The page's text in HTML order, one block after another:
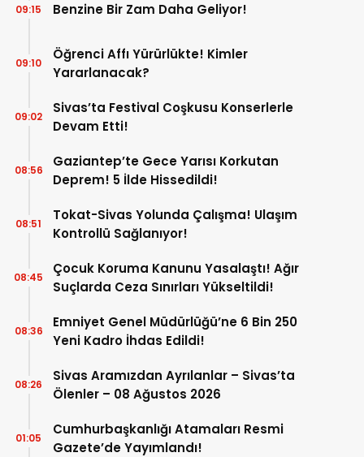
Benzine Bir Zam Daha Geliyor!
09:15
Öğrenci Affı Yürürlükte! Kimler
Yararlanacak?
09:10
Sivas’ta Festival Coşkusu Konserlerle
Devam Etti!
09:02
Gaziantep’te Gece Yarısı Korkutan
Deprem! 5 İlde Hissedildi!
08:56
Tokat-Sivas Yolunda Çalışma! Ulaşım
Kontrollü Sağlanıyor!
08:51
Çocuk Koruma Kanunu Yasalaştı! Ağır
Suçlarda Ceza Sınırları Yükseltildi!
08:45
Emniyet Genel Müdürlüğü’ne 6 Bin 250
Yeni Kadro İhdas Edildi!
08:36
Sivas Aramızdan Ayrılanlar – Sivas’ta
Ölenler – 08 Ağustos 2026
08:26
Cumhurbaşkanlığı Atamaları Resmi
Gazete’de Yayımlandı!
01:05